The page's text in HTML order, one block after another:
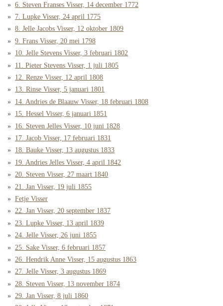
6. Steven Franses Visser, 14 december 1772
7. Lupke Visser, 24 april 1775
8. Jelle Jacobs Visser, 12 oktober 1809
9. Frans Visser, 20 mei 1798
10. Jelle Stevens Visser, 3 februari 1802
11. Pieter Stevens Visser, 1 juli 1805
12. Renze Visser, 12 april 1808
13. Rinse Visser, 5 januari 1801
14. Andries de Blaauw Visser, 18 februari 1808
15. Hessel Visser, 6 januari 1851
16. Steven Jelles Visser, 10 juni 1828
17. Jacob Visser, 17 februari 1831
18. Bauke Visser, 13 augustus 1833
19. Andries Jelles Visser, 4 april 1842
20. Steven Visser, 27 maart 1840
21. Jan Visser, 19 juli 1855
Fetje Visser
22. Jan Visser, 20 september 1837
23. Lupke Visser, 13 april 1839
24. Jelle Visser, 26 juni 1855
25. Sake Visser, 6 februari 1857
26. Hendrik Anne Visser, 15 augustus 1863
27. Jelle Visser, 3 augustus 1869
28. Steven Visser, 13 november 1874
29. Jan Visser, 8 juli 1860